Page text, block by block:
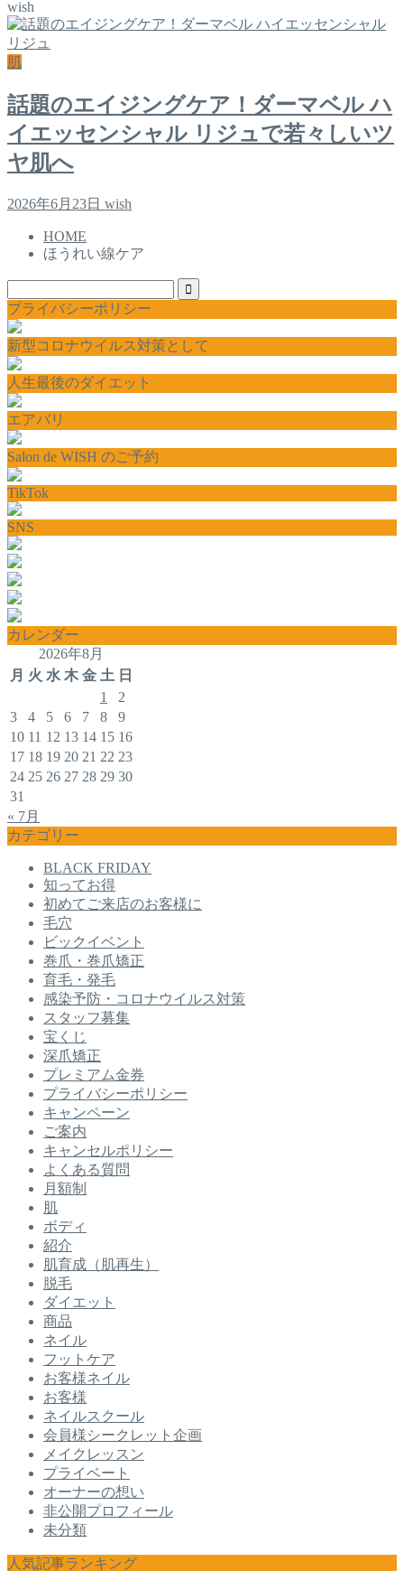
wish
肌
話題のエイジングケア！ダーマベル ハ
イエッセンシャル リジュで若々しいツ
ヤ肌へ
2026年6月23日 wish
HOME
ほうれい線ケア
プライバシーポリシー
新型コロナウイルス対策として
人生最後のダイエット
エアバリ
Salon de WISH のご予約
TikTok
SNS
カレンダー
2026年8月
月 火 水 木 金 土 日
1
2
3
4 5 6 7 8
9
10 11 12 13 14 15 16
17 18 19 20 21 22 23
24 25 26 27 28 29 30
31
« 7月
カテゴリー
BLACK FRIDAY
知ってお得
初めてご来店のお客様に
毛穴
ビックイベント
巻爪・巻爪矯正
育毛・発毛
感染予防・コロナウイルス対策
スタッフ募集
宝くじ
深爪矯正
プレミアム金券
プライバシーポリシー
キャンペーン
ご案内
キャンセルポリシー
よくある質問
月額制
肌
ボディ
紹介
肌育成（肌再生）
脱毛
ダイエット
商品
ネイル
フットケア
お客様ネイル
お客様
ネイルスクール
会員様シークレット企画
メイクレッスン
プライベート
オーナーの想い
非公開プロフィール
未分類
人気記事ランキング